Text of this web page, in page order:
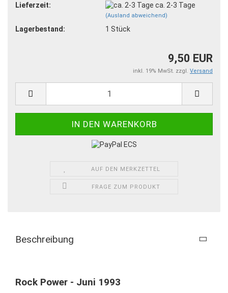
Lieferzeit:
ca. 2-3 Tage
(Ausland abweichend)
Lagerbestand: 1 Stück
9,50 EUR
inkl. 19% MwSt. zzgl. Versand
AUF DEN MERKZETTEL
FRAGE ZUM PRODUKT
Beschreibung
Rock Power - Juni 1993